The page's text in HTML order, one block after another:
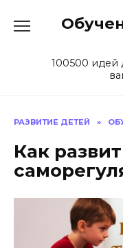
100500 идей
РАЗВИТИЕ ДЕТЕЙ »
Как